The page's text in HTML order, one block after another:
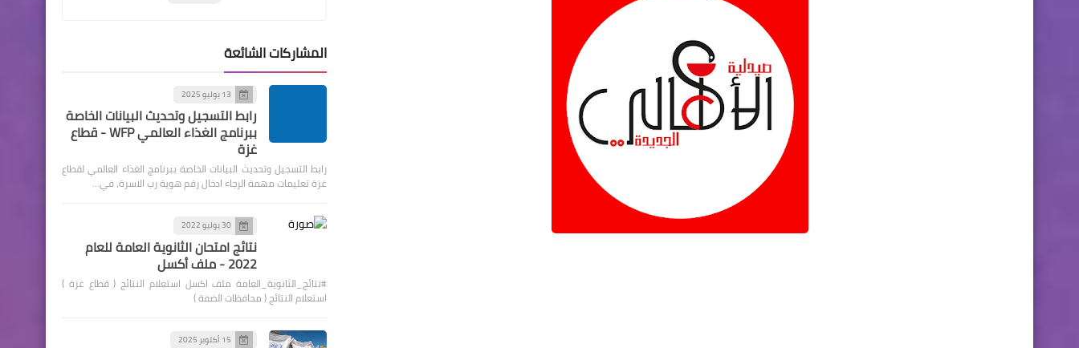
المشاركات الشائعة
13 يوليو 2025
رابط التسجيل وتحديث البيانات الخاصة
ببرنامج الغذاء العالمي WFP - قطاع
غزة
رابط التسجيل وتحديث البيانات الخاصة ببرنامج الغذاء العالمي لقطاع
غزة تعليمات مهمة الرجاء ادخال رقم هوية رب الاسرة، في…
30 يوليو 2022
نتائج امتحان الثانوية العامة للعام
2022 - ملف أكسل
#نتائج_الثانوية_العامة ملف اكسل استعلام النتائج ( قطاع غزة )
استعلام النتائج ( محافظات الضفة )
15 أكتوبر 2025